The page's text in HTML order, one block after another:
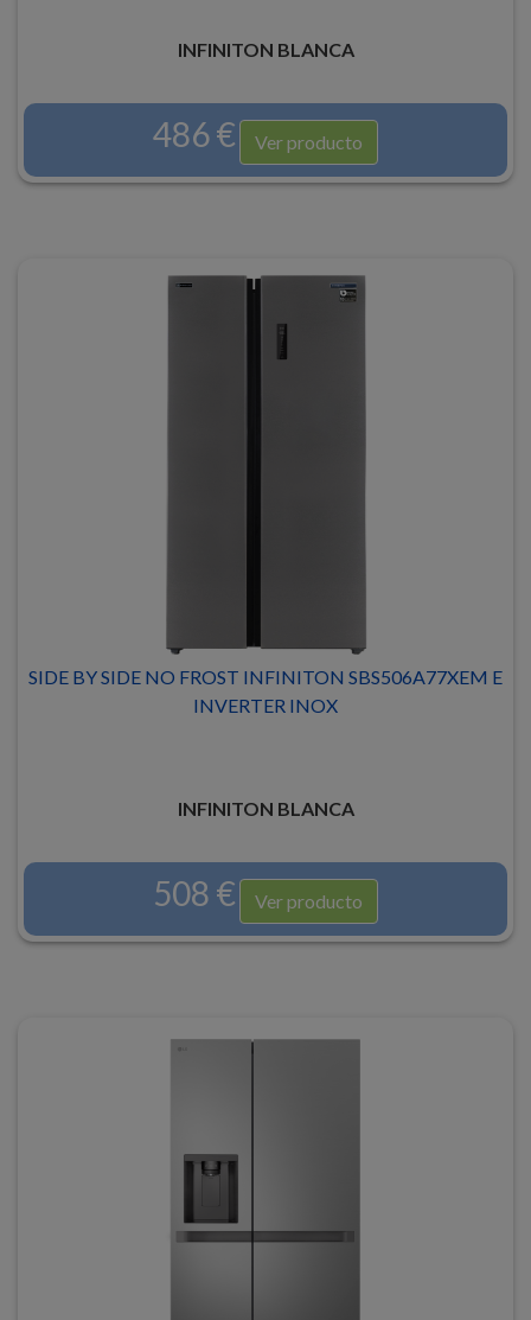
INFINITON BLANCA
486 € Ver producto
SIDE BY SIDE NO FROST INFINITON SBS506A77XEM E
INVERTER INOX
INFINITON BLANCA
508 € Ver producto